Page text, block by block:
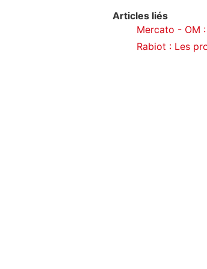
Articles liés
Mercato - OM
Rabiot : Les